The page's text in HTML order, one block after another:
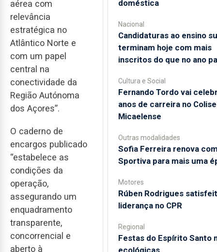
aérea com
relevância
estratégica no
Atlântico Norte e
com um papel
central na
conectividade da
Região Autónoma
dos Açores”.
O caderno de
encargos publicado
“estabelece as
condições da
operação,
assegurando um
enquadramento
transparente,
concorrencial e
aberto à
doméstica
Nacional
Candidaturas ao ensino
terminam hoje com mais
inscritos do que no ano
Cultura e Social
Fernando Tordo vai
anos de carreira no
Micaelense
Outras modalidades
Sofia Ferreira renova
Sportiva para mais uma
Motores
Rúben Rodrigues
liderança no CPR
Regional
Festas do Espírito Santo
ecológicas